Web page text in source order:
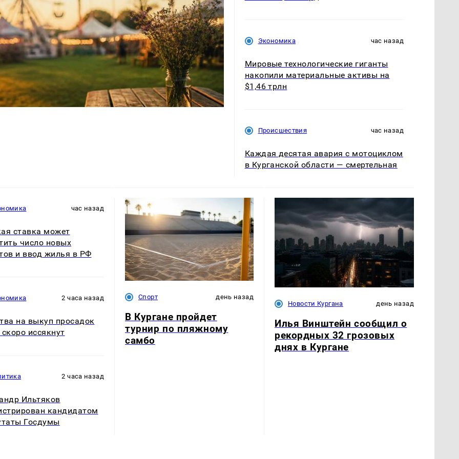
Экономика час назад
Мировые технологические гиганты
накопили материальные активы на
$1,46 трлн
Происшествия час назад
Каждая десятая авария с мотоциклом
в Курганской области — смертельная
час назад
ставка может
число новых
и ввод жилья в РФ
2 часа назад
на выкуп просадок
иссякнут
2 часа назад
Ильтяков
кандидатом
Госдумы
Спорт день назад
В Кургане пройдет
турнир по пляжному
самбо
Новости Кургана день назад
Илья Винштейн сообщил о
рекордных 32 грозовых
днях в Кургане